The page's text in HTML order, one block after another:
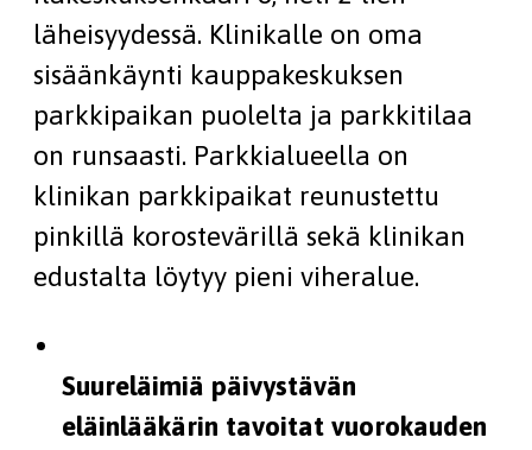
läheisyydessä. Klinikalle on oma
sisäänkäynti kauppakeskuksen
parkkipaikan puolelta ja parkkitilaa
on runsaasti. Parkkialueella on
klinikan parkkipaikat reunustettu
pinkillä korostevärillä sekä klinikan
edustalta löytyy pieni viheralue.
Suureläimiä päivystävän
eläinlääkärin tavoitat vuorokauden